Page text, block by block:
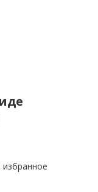
избранное